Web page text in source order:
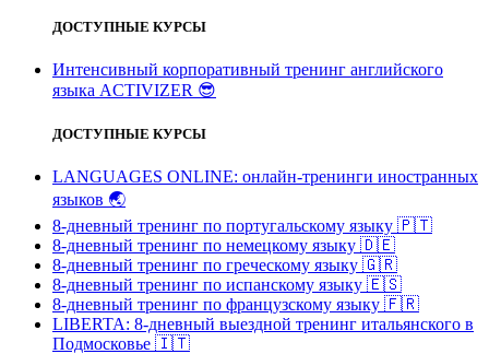
ДОСТУПНЫЕ КУРСЫ
Интенсивный корпоративный тренинг английского
языка ACTIVIZER 😎
ДОСТУПНЫЕ КУРСЫ
LANGUAGES ONLINE: онлайн-тренинги иностранных
языков 🌏
8-дневный тренинг по португальскому языку 🇵🇹
8-дневный тренинг по немецкому языку 🇩🇪
8-дневный тренинг по греческому языку 🇬🇷
8-дневный тренинг по испанскому языку 🇪🇸
8-дневный тренинг по французскому языку 🇫🇷
LIBERTA: 8-дневный выездной тренинг итальянского в
Подмосковье 🇮🇹